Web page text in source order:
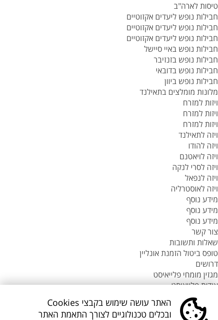
טיסות לארה"ב
חבילות נופש ליעדים אקזוטיים
חבילות נופש ליעדים אקזוטיים
חבילות נופש ליעדים אקזוטיים
חבילות נופש באיי סיישל
חבילות נופש בזנזיבר
חבילות נופש בדובאי
חבילות נופש ביוון
מלונות מומלצים בתאילנד
ויזות למזרח
ויזות למזרח
ויזות למזרח
ויזה לתאילנד
ויזה להודו
ויזה לויאטנם
ויזה לסרי לנקה
ויזה לנפאל
ויזה לאוסטרליה
מידע נוסף
מידע נוסף
מידע נוסף
צור קשר
שאלות ותשובות
טופס ביטול הזמנת אונליין
דרושים
מגזין מומחי פלייאיסט
אודות פלייאיסט
סניפי flyeast בעולם
סניפי flyeast בעולם
האתר עושה שימוש בקבצי Cookies
ובכלים טכנולוגיים לצורך התאמת האתר